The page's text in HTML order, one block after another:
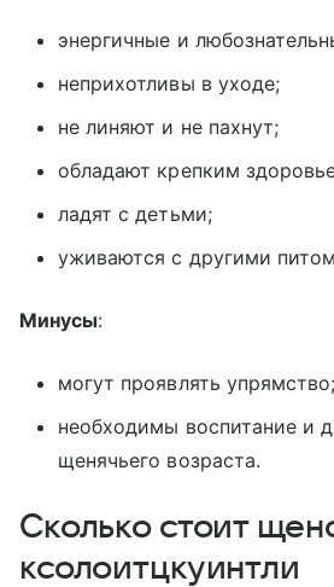
энергичные и
неприхотливы в уходе;
не линяют и не пахнут;
обладают крепким
ладят с детьми;
уживаются с другими
Минусы:
могут проявлять упрямство;
необходимы воспитание и
щенячьего возраста.
Сколько стоит
ксолоитцкуинтли